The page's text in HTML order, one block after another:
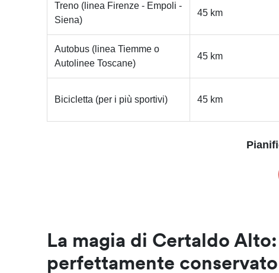
Treno (linea Firenze - Empoli -
Siena)
45 km
Autobus (linea Tiemme o
Autolinee Toscane)
45 km
Bicicletta (per i più sportivi) 45 km
La magia di Certaldo
perfettamente conservato